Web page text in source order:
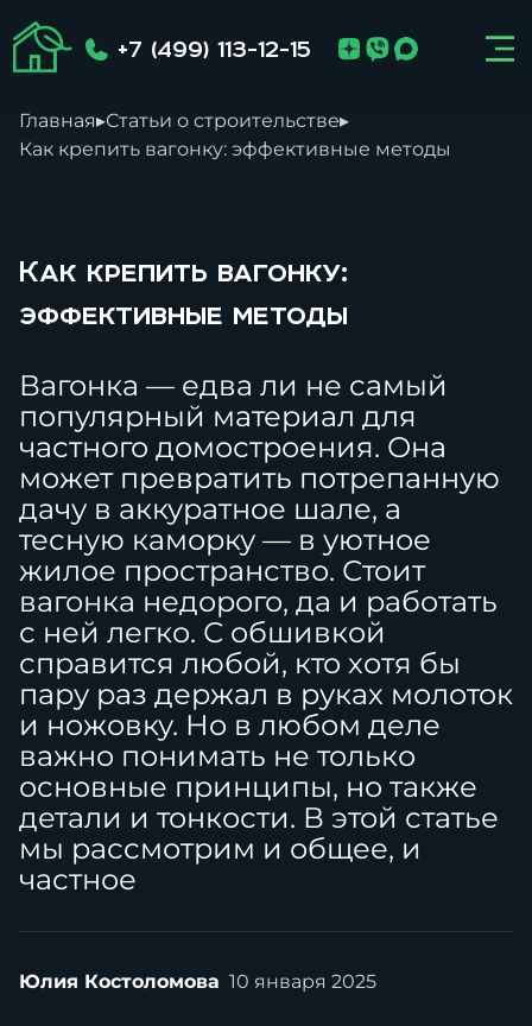
+7 (499) 113-12-15
Главная▸Статьи о строительстве▸
Как крепить вагонку: эффективные методы
Как крепить вагонку:
эффективные методы
Вагонка — едва ли не самый
популярный материал для
частного домостроения. Она
может превратить потрепанную
дачу в аккуратное шале, а
тесную каморку — в уютное
жилое пространство. Стоит
вагонка недорого, да и работать
с ней легко. С обшивкой
справится любой, кто хотя бы
пару раз держал в руках молоток
и ножовку. Но в любом деле
важно понимать не только
основные принципы, но также
детали и тонкости. В этой статье
мы рассмотрим и общее, и
частное
Юлия Костоломова 10 января 2025